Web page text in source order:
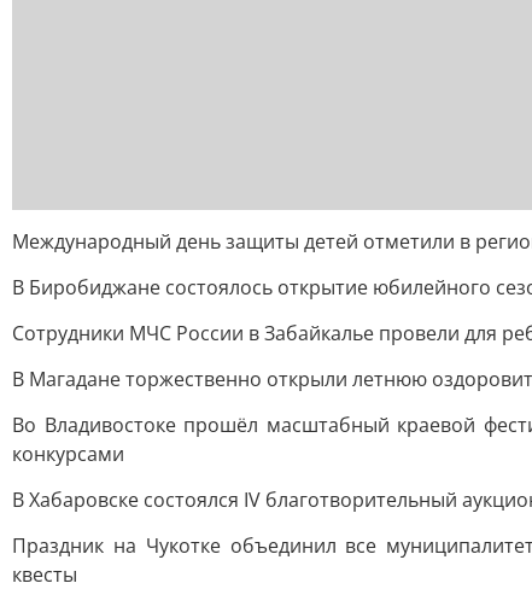
Международный день защиты детей отметили в
В Биробиджане состоялось открытие юбилейного
Сотрудники МЧС России в Забайкалье провели для
В Магадане торжественно открыли летнюю
Во Владивостоке прошёл масштабный краевой
конкурсами
В Хабаровске состоялся IV благотворительный
Праздник на Чукотке объединил все
квесты